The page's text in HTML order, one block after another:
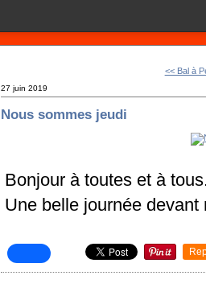
<< Bal à
27 juin 2019
Nous sommes jeudi
Bonjour à toutes et à
Une belle journée devant